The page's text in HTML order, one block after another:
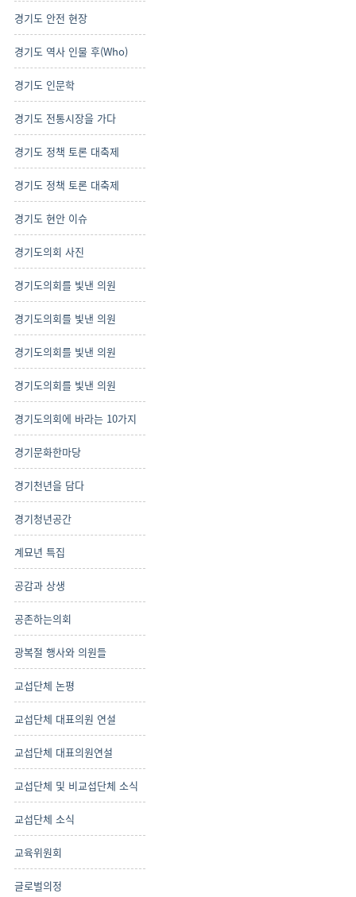
경기도 안전 현장
경기도 역사 인물 후(Who)
경기도 인문학
경기도 전통시장을 가다
경기도 정책 토론 대축제
경기도 정책 토론 대축제
경기도 현안 이슈
경기도의회 사진
경기도의회를 빛낸 의원
경기도의회를 빛낸 의원
경기도의회를 빛낸 의원
경기도의회를 빛낸 의원
경기도의회에 바라는 10가지
경기문화한마당
경기천년을 담다
경기청년공간
계묘년 특집
공감과 상생
공존하는의회
광복절 행사와 의원들
교섭단체 논평
교섭단체 대표의원 연설
교섭단체 대표의원연설
교섭단체 및 비교섭단체 소식
교섭단체 소식
교육위원회
글로벌의정